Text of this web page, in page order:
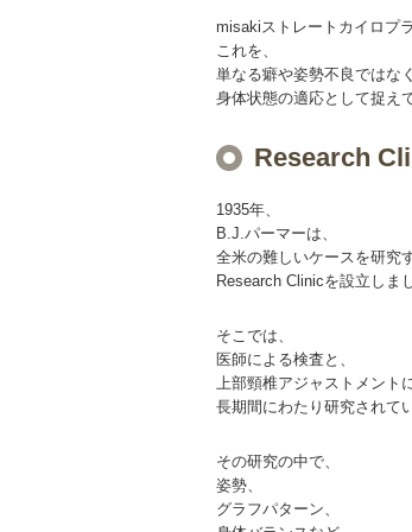
misakiストレートカイロプ
これを、
単なる癖や姿勢不良ではなく
身体状態の適応として捉え
Research
1935年、
B.J.パーマーは、
全米の難しいケースを研究
Research Clinicを設立しま
そこでは、
医師による検査と、
上部頸椎アジャストメント
長期間にわたり研究されて
その研究の中で、
姿勢、
グラフパターン、